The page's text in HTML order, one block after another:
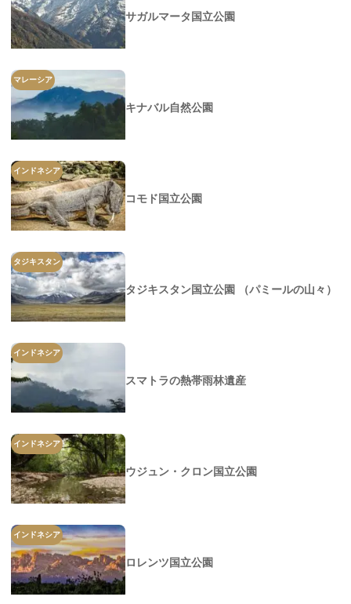
サガルマータ国立公園
マレーシア
キナバル自然公園
インドネシア
コモド国立公園
タジキスタン
タジキスタン国立公園 （パミールの山々）
インドネシア
スマトラの熱帯雨林遺産
インドネシア
ウジュン・クロン国立公園
インドネシア
ロレンツ国立公園